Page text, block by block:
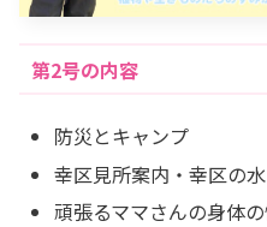
第2号の内容
防災とキャンプ
幸区見所案内・幸区の
頑張るママさんの身体